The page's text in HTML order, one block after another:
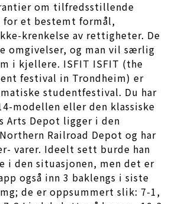
om tilfredsstillende
et bestemt formål,
krenkelse av rettigheter. De
omgivelser, og man vil særlig
i kjellere. ISFIT ISFIT (the
festival in Trondheim) er
studentfestival. Du har
modellen eller den klassiske
Arts Depot ligger i den
Railroad Depot og har
varer. Ideelt sett burde han
i den situasjonen, men det er
også inn 3 baklengs i siste
de er oppsummert slik: 7-1,